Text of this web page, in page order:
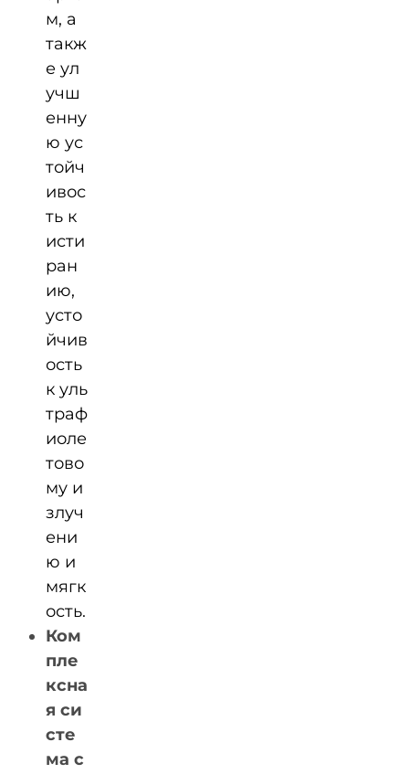
м, а
такж
е ул
учш
енну
ю ус
тойч
ивос
ть к
исти
ран
ию,
усто
йчив
ость
к уль
траф
иоле
тово
му и
злуч
ени
ю и
мягк
ость.
Ком
пле
ксна
я си
сте
ма с